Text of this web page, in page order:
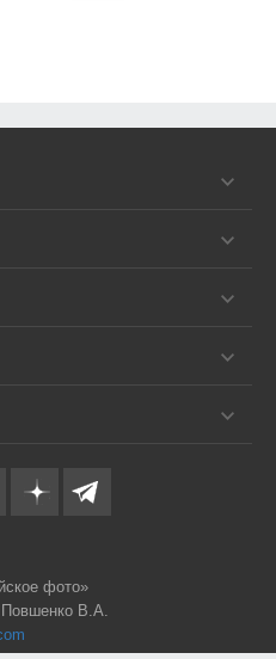
фото»
Повшенко В.А.